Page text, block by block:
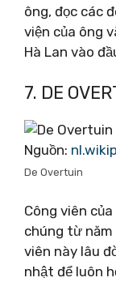
ông, đọc các
viện của ông
Hà Lan vào
7. DE
Nguồn:
De Overtuin
Công viên
chúng từ năm
viên này lâu
nhật để luôn